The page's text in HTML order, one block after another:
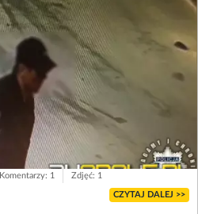
Komentarzy: 1 Zdjęć: 1
CZYTAJ DALEJ >>